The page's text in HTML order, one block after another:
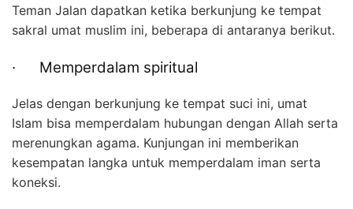
Teman Jalan dapatkan ketika berkunjung ke tempat
sakral umat muslim ini, beberapa di antaranya berikut.
· Memperdalam spiritual
Jelas dengan berkunjung ke tempat suci ini, umat
Islam bisa memperdalam hubungan dengan Allah serta
merenungkan agama. Kunjungan ini memberikan
kesempatan langka untuk memperdalam iman serta
koneksi.